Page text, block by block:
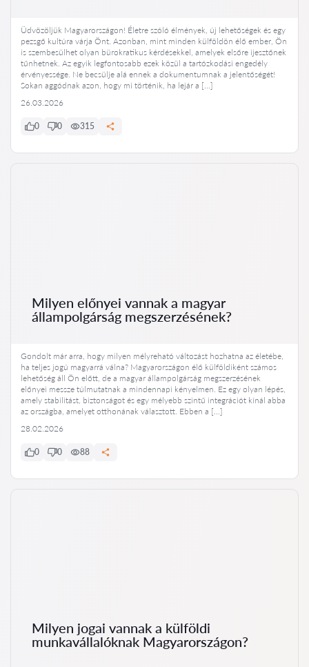
Üdvözöljük Magyarországon! Életre szóló élmények, új lehetőségek és egy
pezsgő kultúra várja Önt. Azonban, mint minden külföldön élő ember, Ön
is szembesülhet olyan bürokratikus kérdésekkel, amelyek elsőre ijesztőnek
tűnhetnek. Az egyik legfontosabb ezek közül a tartózkodási engedély
érvényessége. Ne becsülje alá ennek a dokumentumnak a jelentőségét!
Sokan aggódnak azon, hogy mi történik, ha lejár a […]
26.03.2026
0 0 315
Milyen előnyei vannak a magyar
állampolgárság megszerzésének?
Gondolt már arra, hogy milyen mélyreható változást hozhatna az életébe,
ha teljes jogú magyarrá válna? Magyarországon élő külföldiként számos
lehetőség áll Ön előtt, de a magyar állampolgárság megszerzésének
előnyei messze túlmutatnak a mindennapi kényelmen. Ez egy olyan lépés,
amely stabilitást, biztonságot és egy mélyebb szintű integrációt kínál abba
az országba, amelyet otthonának választott. Ebben a […]
28.02.2026
0 0 88
Milyen jogai vannak a külföldi
munkavállalóknak Magyarországon?